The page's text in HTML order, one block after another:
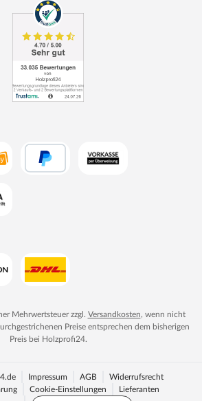
Mehrwertsteuer zzgl. Versandkosten, wenn nicht
Preise entsprechen dem bisherigen
Preis bei Holzprofi24.
Impressum AGB
Widerrufsrecht
Cookie-Einstellungen Lieferanten